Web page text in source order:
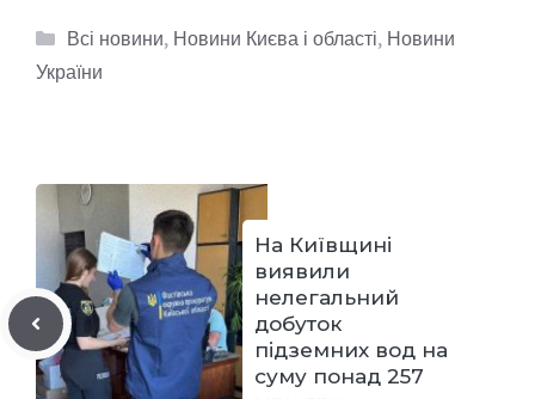
Категорії
Всі новини, Новини Києва і області, Новини
України
На Київщині
виявили
нелегальний
добуток
підземних вод на
суму понад 257